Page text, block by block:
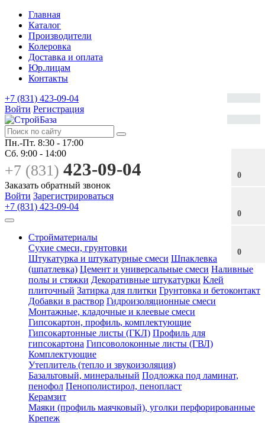
Главная
Каталог
Производители
Колеровка
Доставка и оплата
Юр.лицам
Контакты
0
0
0
+7 (831) 423-09-04
Войти Регистрация
Пн.-Пт. 8:30 - 17:00
Сб. 9:00 - 14:00
+7 (831) 423-09-04
Заказать обратный звонок
Войти Зарегистрироваться
+7 (831) 423-09-04
Стройматериалы
Сухие смеси, грунтовки
Штукатурка и штукатурные смеси Шпаклевка
(шпатлевка) Цемент и универсальные смеси Наливные
полы и стяжки Декоративные штукатурки Клей
плиточный Затирка для плитки Грунтовка и бетоконтакт
Добавки в раствор Гидроизоляционные смеси
Монтажные, кладочные и клеевые смеси
Гипсокартон, профиль, комплектующие
Гипсокартонные листы (ГКЛ) Профиль для
гипсокартона Гипсоволоконные листы (ГВЛ)
Комплектующие
Утеплитель (тепло и звукоизоляция)
Базальтовый, минеральный Подложка под ламинат,
пенофол Пенополистирол, пенопласт
Керамзит
Маяки (профиль маячковый), уголки перфорированные
Крепеж